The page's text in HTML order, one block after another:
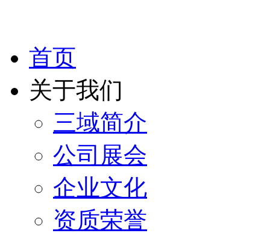
首页
关于我们
三域简介
公司展会
企业文化
资质荣誉